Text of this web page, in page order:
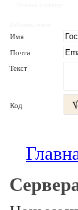
Имя
Почта
Текст
Код